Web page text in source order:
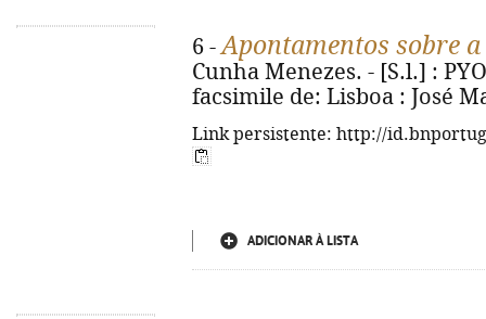
6 -Apontamentos sobre a
Cunha Menezes. - [S.l.] :
facsimile de: Lisboa : José
Link persistente: http://
ADICIONAR À LISTA